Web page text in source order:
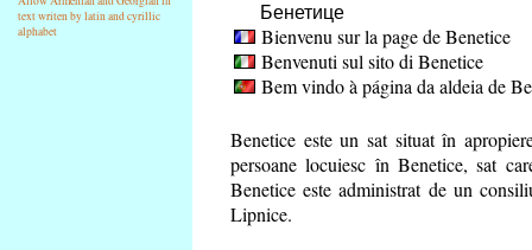
text writen by latin and cyrillic
alphabet
Бенетице
Bienvenu sur la page de Benetice
Benvenuti sul sito di Benetice
Bem vindo à página da aldeia de
Benetice este un sat situat în
persoane locuiesc în Benetice, sat
Benetice este administrat de un
Lipnice.